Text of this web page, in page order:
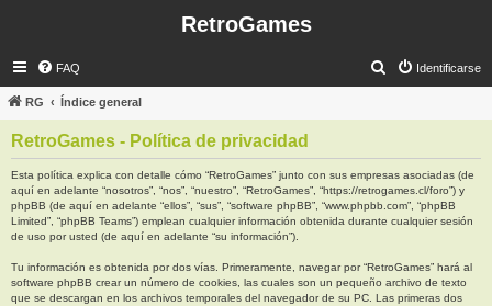
RetroGames
FAQ Identificarse
s
a
r
RG Índice general
RetroGames - Política de privacidad
Esta política explica con detalle cómo “RetroGames” junto con sus empresas asociadas (de
aquí en adelante “nosotros”, “nos”, “nuestro”, “RetroGames”, “https://retrogames.cl/foro”) y
phpBB (de aquí en adelante “ellos”, “sus”, “software phpBB”, “www.phpbb.com”, “phpBB
Limited”, “phpBB Teams”) emplean cualquier información obtenida durante cualquier sesión
de uso por usted (de aquí en adelante “su información”).
Tu información es obtenida por dos vías. Primeramente, navegar por “RetroGames” hará al
software phpBB crear un número de cookies, las cuales son un pequeño archivo de texto
que se descargan en los archivos temporales del navegador de su PC. Las primeras dos